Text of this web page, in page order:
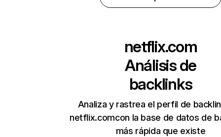
netflix.com
Análisis de
backlinks
Analiza y rastrea el perfil de
netflix.comcon la base de datos de
más rápida que existe